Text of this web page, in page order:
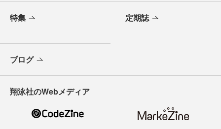
特集 定期誌
ブログ
翔泳社のWebメディア